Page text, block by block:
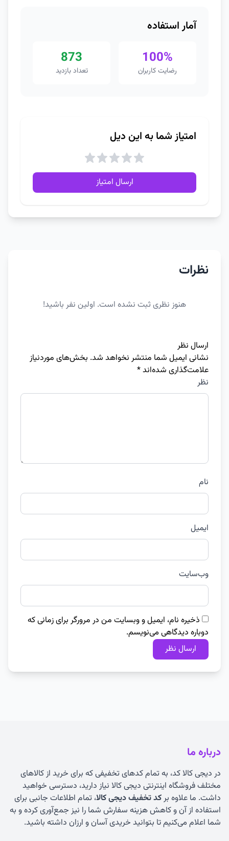
آمار استفاده
100%
رضایت کاربران
873
تعداد بازدید
امتیاز شما به این دیل
ارسال امتیاز
نظرات
هنوز نظری ثبت نشده است. اولین نفر باشید!
ارسال نظر
نشانی ایمیل شما منتشر نخواهد شد. بخش‌های موردنیاز
علامت‌گذاری شده‌اند*
نظر
نام
ایمیل
وب‌سایت
ذخیره نام، ایمیل و وبسایت من در مرورگر برای زمانی که
دوباره دیدگاهی می‌نویسم.
درباره ما
در دیجی کالا کد، به تمام کدهای تخفیفی که برای خرید از کالاهای
مختلف فروشگاه اینترنتی دیجی کالا نیاز دارید، دسترسی خواهید
داشت. ما علاوه برکد تخفیف دیجی کالا، تمام اطلاعات جانبی برای
استفاده از آن و کاهش هزینه سفارش شما را نیز جمع‌آوری کرده و به
شما اعلام می‌کنیم تا بتوانید خریدی آسان و ارزان داشته باشید.